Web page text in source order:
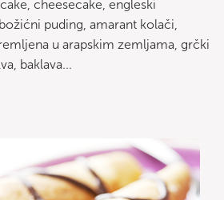
cheesecake, engleski
puding, amarant kolači,
u arapskim zemljama, grčki
baklava...